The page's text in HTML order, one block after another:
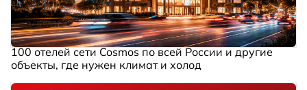
100 отелей сети Cosmos по всей России и другие
объекты, где нужен климат и холод